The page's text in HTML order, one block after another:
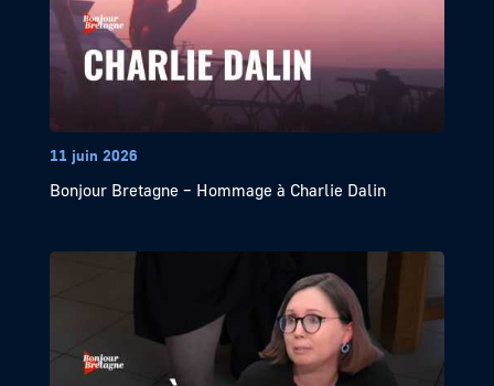
11 juin 2026
Bonjour Bretagne – Hommage à Charlie Dalin